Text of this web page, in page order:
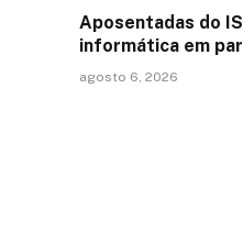
Aposentadas do
informática em
agosto 6, 2026